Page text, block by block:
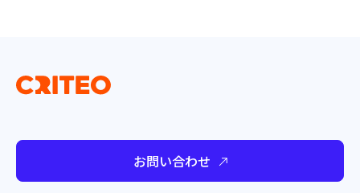
お問い合わせ